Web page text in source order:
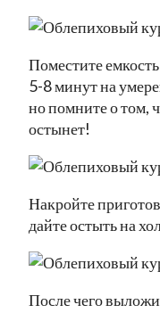
Поместите
5-8 минут на
но помните о том,
остынет!
Накройте
дайте остыть на
После чего